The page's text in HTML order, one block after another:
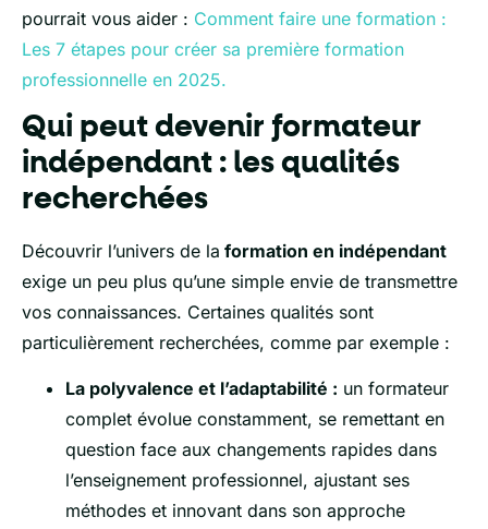
pourrait vous aider : Comment faire une formation :
Les 7 étapes pour créer sa première formation
professionnelle en 2025.
Qui peut devenir formateur
indépendant : les qualités
recherchées
Découvrir l’univers de la formation en indépendant
exige un peu plus qu’une simple envie de transmettre
vos connaissances. Certaines qualités sont
particulièrement recherchées, comme par exemple :
La polyvalence et l’adaptabilité : un formateur
complet évolue constamment, se remettant en
question face aux changements rapides dans
l’enseignement professionnel, ajustant ses
méthodes et innovant dans son approche